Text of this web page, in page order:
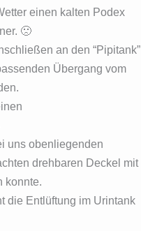
einen kalten Podex
🙁
an den “Pipitank”
Übergang vom
uns obenliegenden
drehbaren Deckel mit
konnte.
die Entlüftung im Urintank